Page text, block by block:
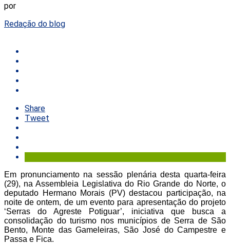
por
Redação do blog
Share
Tweet
Em pronunciamento na sessão plenária desta quarta-feira
(29), na Assembleia Legislativa do Rio Grande do Norte, o
deputado Hermano Morais (PV) destacou participação, na
noite de ontem, de um evento para apresentação do projeto
‘Serras do Agreste Potiguar’, iniciativa que busca a
consolidação do turismo nos municípios de Serra de São
Bento, Monte das Gameleiras, São José do Campestre e
Passa e Fica.